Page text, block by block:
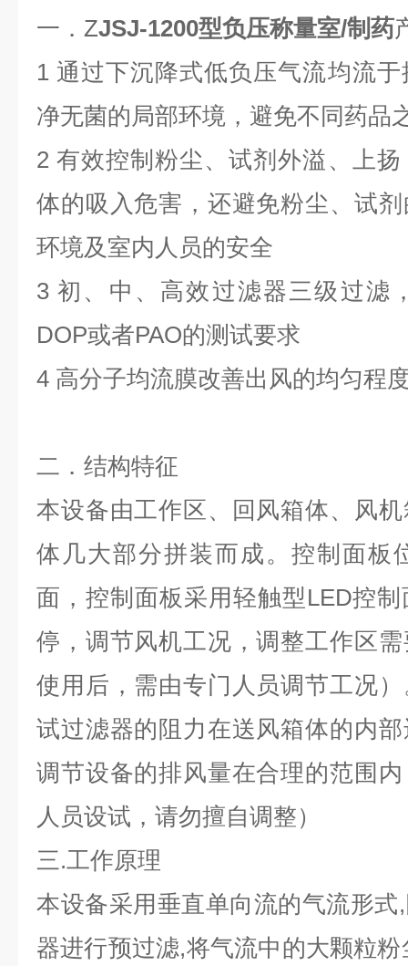
一．ZJSJ-1200型负压称量室/制药
1 通过下沉降式低负压气流均流
净无菌的局部环境，避免不同药品
2有效控制粉尘、试剂外溢、上
体的吸入危害，还避免粉尘、试
环境及室内人员的安全
3初、中、高效过滤器三级过滤
DOP或者PAO的测试要求
4 高分子均流膜改善出风的均匀程
二． 结构特征
本设备由工作区、回风箱体、风
体几大部分拼装而成。控制面板
面，控制面板采用轻触型LED控
停，调节风机工况，调整工作区
使用后，需由专门人员调节工况
试过滤器的阻力在送风箱体的内
调节设备的排风量在合理的范围
人员设试，请勿擅自调整）
三.工作原理
本设备采用垂直单向流的气流形
器进行预过滤,将气流中的大颗粒